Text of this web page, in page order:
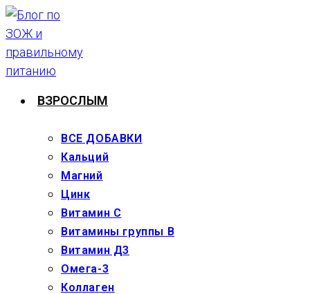
Перейти
к
содержимому
ВЗРОСЛЫМ
ВСЕ ДОБАВКИ
Кальций
Магний
Цинк
Витамин С
Витамины группы В
Витамин Д3
Омега-3
Коллаген